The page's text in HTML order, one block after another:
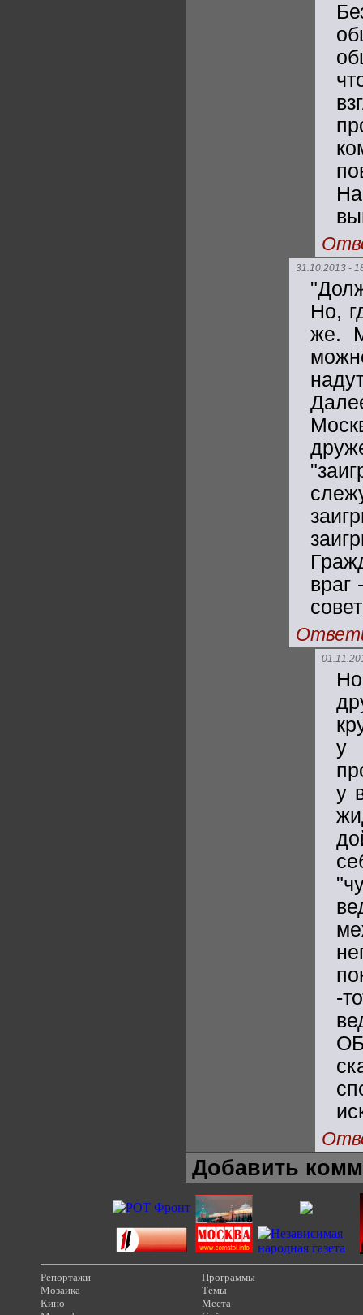
31.10.2013 -
Но,
же.
у
у
-
Добавить
Репортажи
Мозаика
Кино
Программы
Темы
Места